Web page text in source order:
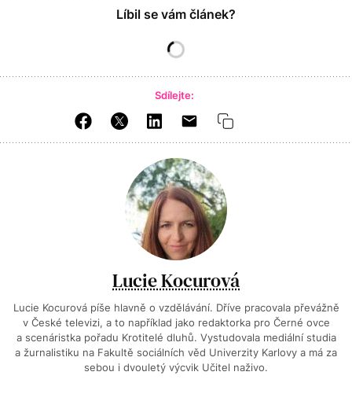
Líbil se vám článek?
Sdílejte:
Lucie Kocurová
Lucie Kocurová píše hlavně o vzdělávání. Dříve pracovala převážně
v České televizi, a to například jako redaktorka pro Černé ovce
a scenáristka pořadu Krotitelé dluhů. Vystudovala mediální studia
a žurnalistiku na Fakultě sociálních věd Univerzity Karlovy a má za
sebou i dvouletý výcvik Učitel naživo.